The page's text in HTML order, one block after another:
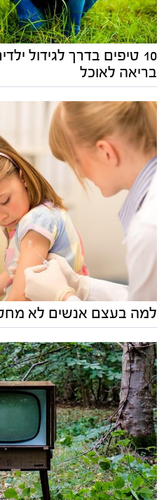
10 טיפים בדרך לגידול
בריאה לאוכל
למה בעצם אנשים לא